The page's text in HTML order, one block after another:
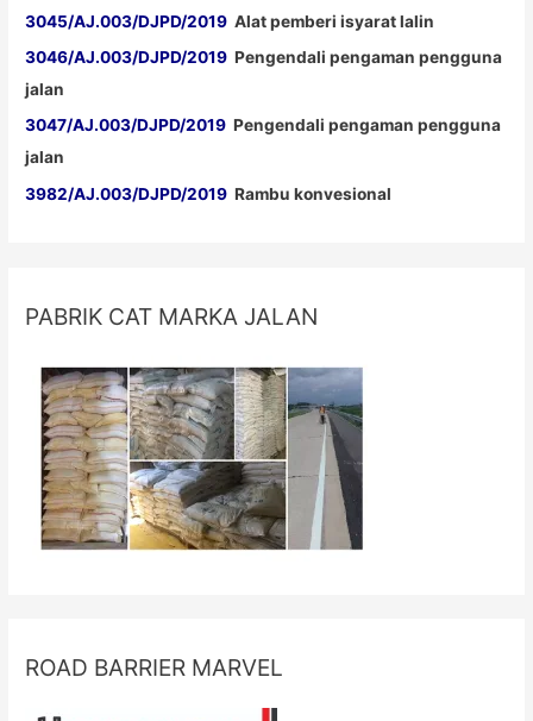
3045/AJ.003/DJPD/2019 Alat pemberi isyarat lalin
3046/AJ.003/DJPD/2019 Pengendali pengaman pengguna
jalan
3047/AJ.003/DJPD/2019 Pengendali pengaman pengguna
jalan
3982/AJ.003/DJPD/2019 Rambu konvesional
PABRIK CAT MARKA JALAN
ROAD BARRIER MARVEL